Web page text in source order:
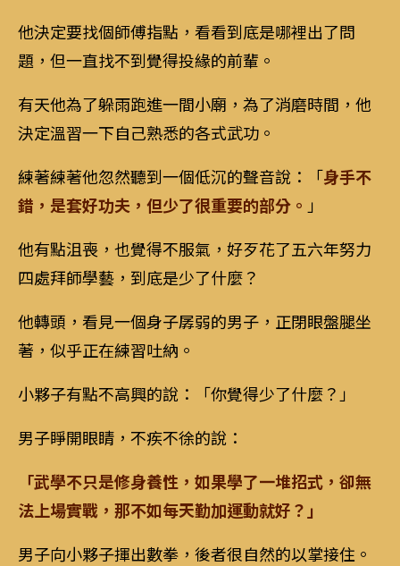
他決定要找個師傅指點，看看到底是哪裡出了問
題，但一直找不到覺得投緣的前輩。
有天他為了躲雨跑進一間小廟，為了消磨時間，他
決定溫習一下自己熟悉的各式武功。
練著練著他忽然聽到一個低沉的聲音說：「身手不
錯，是套好功夫，但少了很重要的部分。 」
他有點沮喪，也覺得不服氣，好歹花了五六年努力
四處拜師學藝，到底是少了什麼？
他轉頭，看見一個身子孱弱的男子，正閉眼盤腿坐
著，似乎正在練習吐納。
小夥子有點不高興的說：「你覺得少了什麼？」
男子睜開眼睛，不疾不徐的說：
「武學不只是修身養性，如果學了一堆招式，卻無
法上場實戰，那不如每天勤加運動就好？」
男子向小夥子揮出數拳，後者很自然的以掌接住。